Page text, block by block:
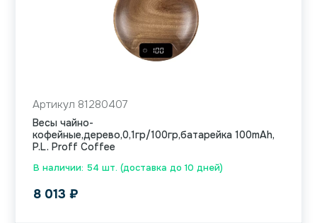
В наличии: 54 шт. (доставка до 10 дней)
Артикул 81280407
Весы чайно-
кофейные,дерево,0,1гр/100гр,батарейка 100mAh,
P.L. Proff Coffee
8 013 ₽